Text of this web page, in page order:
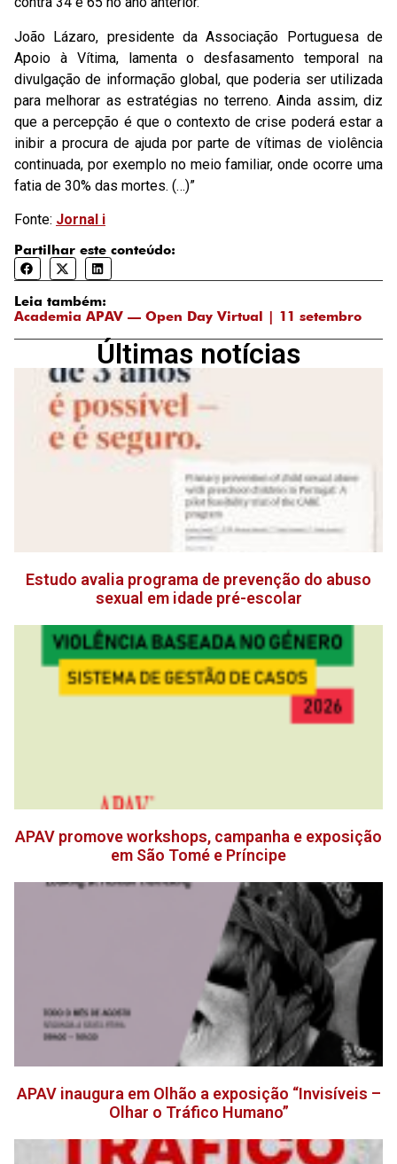
João Lázaro, presidente da Associação Portuguesa de
Apoio à Vítima, lamenta o desfasamento temporal na
divulgação de informação global, que poderia ser utilizada
para melhorar as estratégias no terreno. Ainda assim, diz
que a percepção é que o contexto de crise poderá estar a
inibir a procura de ajuda por parte de vítimas de violência
continuada, por exemplo no meio familiar, onde ocorre uma
fatia de 30% das mortes. (…)”
Fonte: Jornal i
Partilhar este conteúdo:
Leia também:
Academia APAV — Open Day Virtual | 11 setembro
Últimas notícias
Estudo avalia programa de prevenção do abuso
sexual em idade pré-escolar
APAV promove workshops, campanha e exposição
em São Tomé e Príncipe
APAV inaugura em Olhão a exposição “Invisíveis –
Olhar o Tráfico Humano”